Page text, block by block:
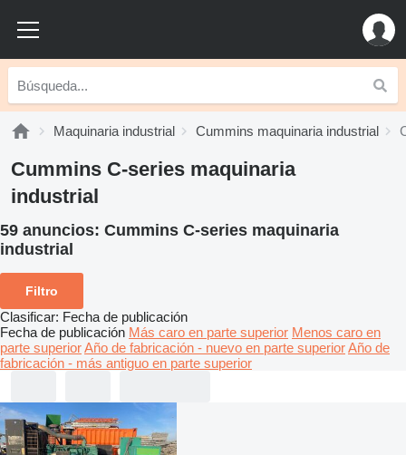
Maquinaria industrial Cummins maquinaria industrial
Cummins C-series maquinaria
industrial
59 anuncios: Cummins C-series maquinaria
industrial
Filtro
Clasificar: Fecha de publicación
Fecha de publicación Más caro en parte superior Menos caro en
parte superiorAño de fabricación - nuevo en parte superiorAño de
fabricación - más antiguo en parte superior